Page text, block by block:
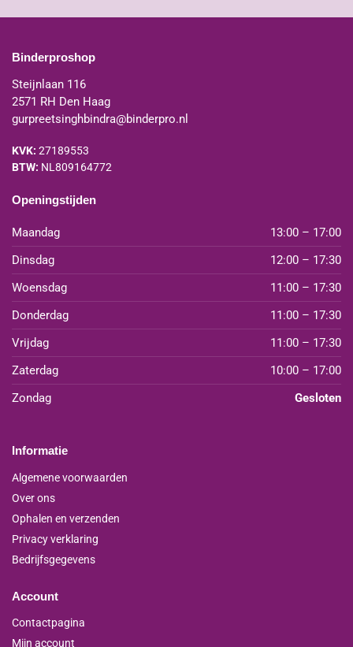
Binderproshop
Steijnlaan 116
2571 RH Den Haag
gurpreetsinghbindra@binderpro.nl
KVK: 27189553
BTW: NL809164772
Openingstijden
Maandag
13:00 – 17:00
Dinsdag
12:00 – 17:30
Woensdag
11:00 – 17:30
Donderdag
11:00 – 17:30
Vrijdag
11:00 – 17:30
Zaterdag
10:00 – 17:00
Zondag
Gesloten
Informatie
Algemene voorwaarden
Over ons
Ophalen en verzenden
Privacy verklaring
Bedrijfsgegevens
Account
Contactpagina
Mijn account